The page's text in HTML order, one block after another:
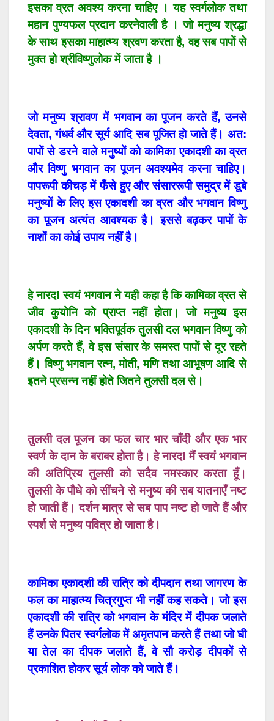
इसका व्रत अवश्य करना चाहिए । यह स्वर्गलोक तथा
महान पुण्यफल प्रदान करनेवाली है । जो मनुष्य श्रद्धा
के साथ इसका माहात्म्य श्रवण करता है, वह सब पापों से
मुक्त हो श्रीविष्णुलोक में जाता है ।
जो मनुष्य श्रावण में भगवान का पूजन करते हैं, उनसे
देवता, गंधर्व और सूर्य आदि सब पूजित हो जाते हैं। अत:
पापों से डरने वाले मनुष्यों को कामिका एकादशी का व्रत
और विष्णु भगवान का पूजन अवश्यमेव करना चाहिए।
पापरूपी कीचड़ में फँसे हुए और संसाररूपी समुद्र में डूबे
मनुष्यों के लिए इस एकादशी का व्रत और भगवान विष्णु
का पूजन अत्यंत आवश्यक है। इससे बढ़कर पापों के
नाशों का कोई उपाय नहीं है।
हे नारद! स्वयं भगवान ने यही कहा है कि कामिका व्रत से
जीव कुयोनि को प्राप्त नहीं होता। जो मनुष्य इस
एकादशी के दिन भक्तिपूर्वक तुलसी दल भगवान विष्णु को
अर्पण करते हैं, वे इस संसार के समस्त पापों से दूर रहते
हैं। विष्णु भगवान रत्न, मोती, मणि तथा आभूषण आदि से
इतने प्रसन्न नहीं होते जितने तुलसी दल से।
तुलसी दल पूजन का फल चार भार चाँदी और एक भार
स्वर्ण के दान के बराबर होता है। हे नारद! मैं स्वयं भगवान
की अतिप्रिय तुलसी को सदैव नमस्कार करता हूँ।
तुलसी के पौधे को सींचने से मनुष्य की सब यातनाएँ नष्ट
हो जाती हैं। दर्शन मात्र से सब पाप नष्ट हो जाते हैं और
स्पर्श से मनुष्य पवित्र हो जाता है।
कामिका एकादशी की रात्रि को दीपदान तथा जागरण के
फल का माहात्म्य चित्रगुप्त भी नहीं कह सकते। जो इस
एकादशी की रात्रि को भगवान के मंदिर में दीपक जलाते
हैं उनके पितर स्वर्गलोक में अमृतपान करते हैं तथा जो घी
या तेल का दीपक जलाते हैं, वे सौ करोड़ दीपकों से
प्रकाशित होकर सूर्य लोक को जाते हैं।